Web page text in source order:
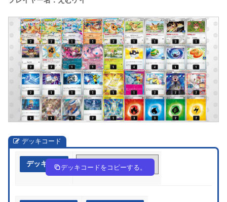
デッキコード
デッキ作成 cx8ccY-w5cj05-cYx84c
デッキコードをコピーする。